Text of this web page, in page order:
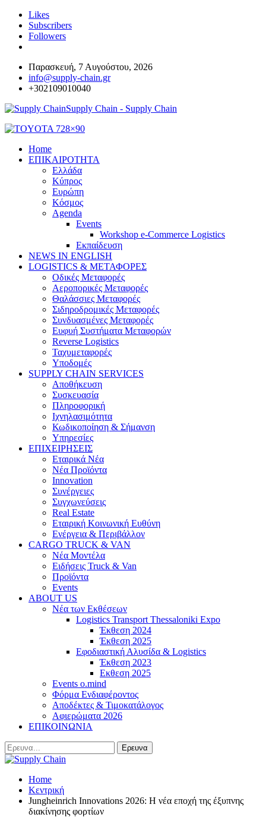
Likes
Subscribers
Followers
Παρασκευή, 7 Αυγούστου, 2026
info@supply-chain.gr
+302109010040
Supply Chain - Supply Chain
Home
ΕΠΙΚΑΙΡΟΤΗΤΑ
Ελλάδα
Κύπρος
Ευρώπη
Κόσμος
Agenda
Events
Workshop e-Commerce Logistics
Εκπαίδευση
NEWS IN ENGLISH
LOGISTICS & ΜΕΤΑΦΟΡΕΣ
Οδικές Μεταφορές
Αεροπορικές Μεταφορές
Θαλάσσιες Μεταφορές
Σιδηροδρομικές Μεταφορές
Συνδυασμένες Μεταφορές
Ευφυή Συστήματα Μεταφορών
Reverse Logistics
Ταχυμεταφορές
Υποδομές
SUPPLY CHAIN SERVICES
Αποθήκευση
Συσκευασία
Πληροφορική
Ιχνηλασιμότητα
Κωδικοποίηση & Σήμανση
Υπηρεσίες
ΕΠΙΧΕΙΡΗΣΕΙΣ
Εταιρικά Νέα
Νέα Προϊόντα
Innovation
Συνέργειες
Συγχωνεύσεις
Real Estate
Εταιρική Κοινωνική Ευθύνη
Ενέργεια & Περιβάλλον
CARGO TRUCK & VAN
Νέα Μοντέλα
Ειδήσεις Truck & Van
Προϊόντα
Events
ABOUT US
Νέα των Εκθέσεων
Logistics Transport Thessaloniki Expo
Έκθεση 2024
Έκθεση 2025
Εφοδιαστική Αλυσίδα & Logistics
Έκθεση 2023
Εκθεση 2025
Events o.mind
Φόρμα Ενδιαφέροντος
Αποδέκτες & Τιμοκατάλογος
Αφιερώματα 2026
ΕΠΙΚΟΙΝΩΝΙΑ
Home
Κεντρική
Jungheinrich Innovations 2026: Η νέα εποχή της έξυπνης
διακίνησης φορτίων